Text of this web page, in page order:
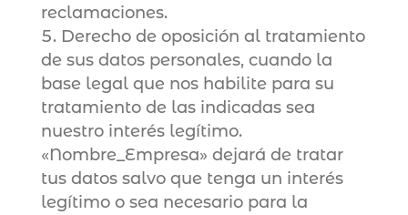
reclamaciones.
Derecho de oposición al tratamiento
de sus datos personales, cuando la
base legal que nos habilite para su
tratamiento de las indicadas sea
nuestro interés legítimo.
«Nombre_Empresa» dejará de tratar
tus datos salvo que tenga un interés
legítimo o sea necesario para la